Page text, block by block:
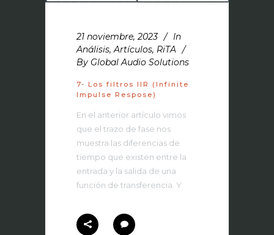
21 noviembre, 2023
In
Análisis, Artículos, RiTA
By Global Audio Solutions
7- Los filtros IIR (Infinite
Impulse Respose)
En el anterior artículo vimos
que el trazo de fase nos
muestra las diferencias de
tiempo que existen entre la
entrada y la salida de una
función de transferencia. Y